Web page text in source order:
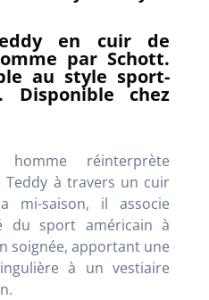
en cuir de
par Schott.
au style sport-
Disponible chez
réinterprète
Teddy à travers un cuir
mi-saison, il associe
du sport américain à
soignée, apportant une
à un vestiaire